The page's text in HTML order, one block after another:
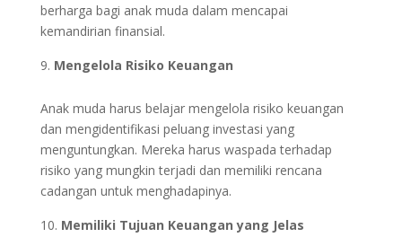
berharga bagi anak muda dalam mencapai
kemandirian finansial.
Mengelola Risiko Keuangan
Anak muda harus belajar mengelola risiko keuangan
dan mengidentifikasi peluang investasi yang
menguntungkan. Mereka harus waspada terhadap
risiko yang mungkin terjadi dan memiliki rencana
cadangan untuk menghadapinya.
Memiliki Tujuan Keuangan yang Jelas